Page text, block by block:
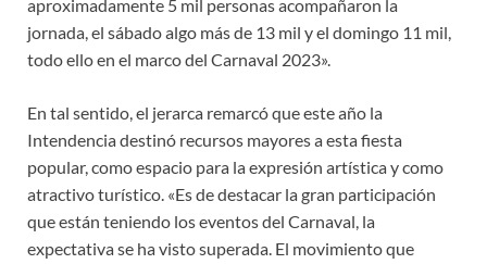
aproximadamente 5 mil personas acompañaron la
jornada, el sábado algo más de 13 mil y el domingo 11 mil,
todo ello en el marco del Carnaval 2023».
En tal sentido, el jerarca remarcó que este año la
Intendencia destinó recursos mayores a esta fiesta
popular, como espacio para la expresión artística y como
atractivo turístico. «Es de destacar la gran participación
que están teniendo los eventos del Carnaval, la
expectativa se ha visto superada. El movimiento que